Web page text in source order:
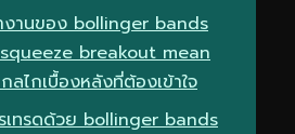
งานของ bollinger bands
breakout mean
ไกเบื้องหลังที่ต้องเข้าใจ
เทรดด้วย bollinger bands